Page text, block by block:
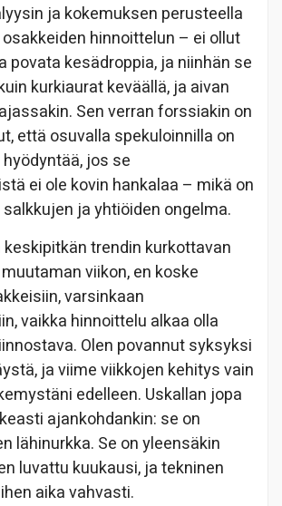
ja kokemuksen perusteella
hinnoittelun – ei ollut
povata kesädroppia, ja niinhän se
kurkiaurat keväällä, ja aivan
Sen verran forssiakin on
että osuvalla spekuloinnilla on
jos se
ei ole kovin hankalaa – mikä on
ja yhtiöiden ongelma.
trendin kurkottavan
viikon, en koske
varsinkaan
vaikka hinnoittelu alkaa olla
Olen povannut syksyksi
ja viime viikkojen kehitys vain
edelleen. Uskallan jopa
ajankohdankin: se on
lähinurkka. Se on yleensäkin
luvattu kuukausi, ja tekninen
aika vahvasti.